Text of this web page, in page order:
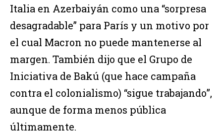
Italia en Azerbaiyán como una “sorpresa
desagradable” para París y un motivo por
el cual Macron no puede mantenerse al
margen. También dijo que el Grupo de
Iniciativa de Bakú (que hace campaña
contra el colonialismo) “sigue trabajando”,
aunque de forma menos pública
últimamente.